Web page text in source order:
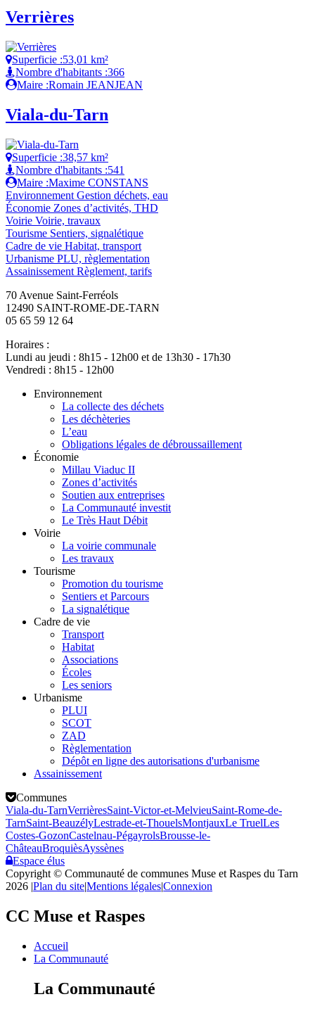
Verrières
Superficie :53,01 km²
Nombre d'habitants :366
Maire :Romain JEANJEAN
Viala-du-Tarn
Superficie :38,57 km²
Nombre d'habitants :541
Maire :Maxime CONSTANS
Environnement Gestion déchets, eau
Économie Zones d’activités, THD
Voirie Voirie, travaux
Tourisme Sentiers, signalétique
Cadre de vie Habitat, transport
Urbanisme PLU, règlementation
Assainissement Règlement, tarifs
70 Avenue Saint-Ferréols
12490 SAINT-ROME-DE-TARN
05 65 59 12 64
Horaires :
Lundi au jeudi : 8h15 - 12h00 et de 13h30 - 17h30
Vendredi : 8h15 - 12h00
Environnement
La collecte des déchets
Les déchèteries
L’eau
Obligations légales de débroussaillement
Économie
Millau Viaduc II
Zones d’activités
Soutien aux entreprises
La Communauté investit
Le Très Haut Débit
Voirie
La voirie communale
Les travaux
Tourisme
Promotion du tourisme
Sentiers et Parcours
La signalétique
Cadre de vie
Transport
Habitat
Associations
Écoles
Les seniors
Urbanisme
PLUI
SCOT
ZAD
Règlementation
Dépôt en ligne des autorisations d'urbanisme
Assainissement
Communes
Viala-du-TarnVerrièresSaint-Victor-et-MelvieuSaint-Rome-de-
TarnSaint-BeauzélyLestrade-et-ThouelsMontjauxLe TruelLes
Costes-GozonCastelnau-PégayrolsBrousse-le-
ChâteauBroquièsAyssènes
Espace élus
Copyright © Communauté de communes Muse et Raspes du Tarn
2026 |Plan du site|Mentions légales|Connexion
CC Muse et Raspes
Accueil
La Communauté
La Communauté